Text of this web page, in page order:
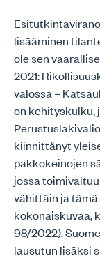
lisääminen
ole sen
2021:
valossa –
on
kiinnittänyt
pakkokeinojen
jossa
vähittäin ja
kokonaiskuvaa,
98/2022).
lausutun lisäksi